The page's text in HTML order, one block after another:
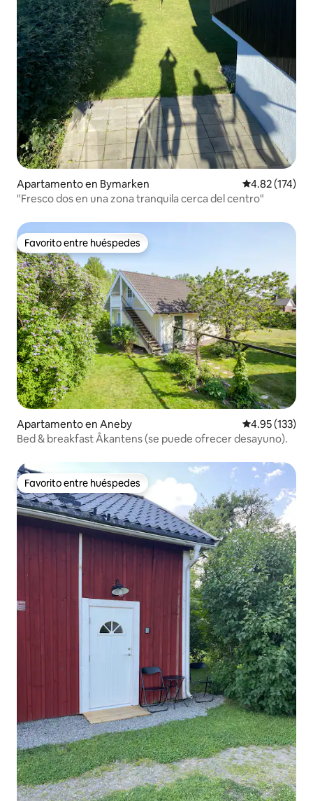
Apartamento en Bymarken Calificación
4.82 (174)
"Fresco dos en una zona tranquila cerca del centro"
Favorito entre huéspedes
Favorito entre huéspedes
Apartamento en Aneby Calificación
4.95 (133)
Bed & breakfast Åkantens (se puede ofrecer desayuno).
Favorito entre huéspedes
Favorito entre huéspedes